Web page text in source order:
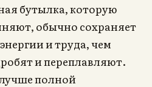
бутылка, которую
обычно сохраняет
и труда, чем
и переплавляют.
полной